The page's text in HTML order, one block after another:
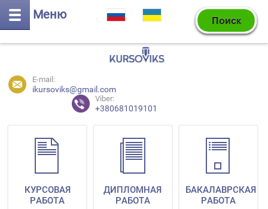
Меню
E-mail:
ikursoviks@gmail.com
Viber:
+380681019101
КУРСОВАЯ
РАБОТА
ДИПЛОМНАЯ
РАБОТА
БАКАЛАВРСКАЯ
РАБОТА